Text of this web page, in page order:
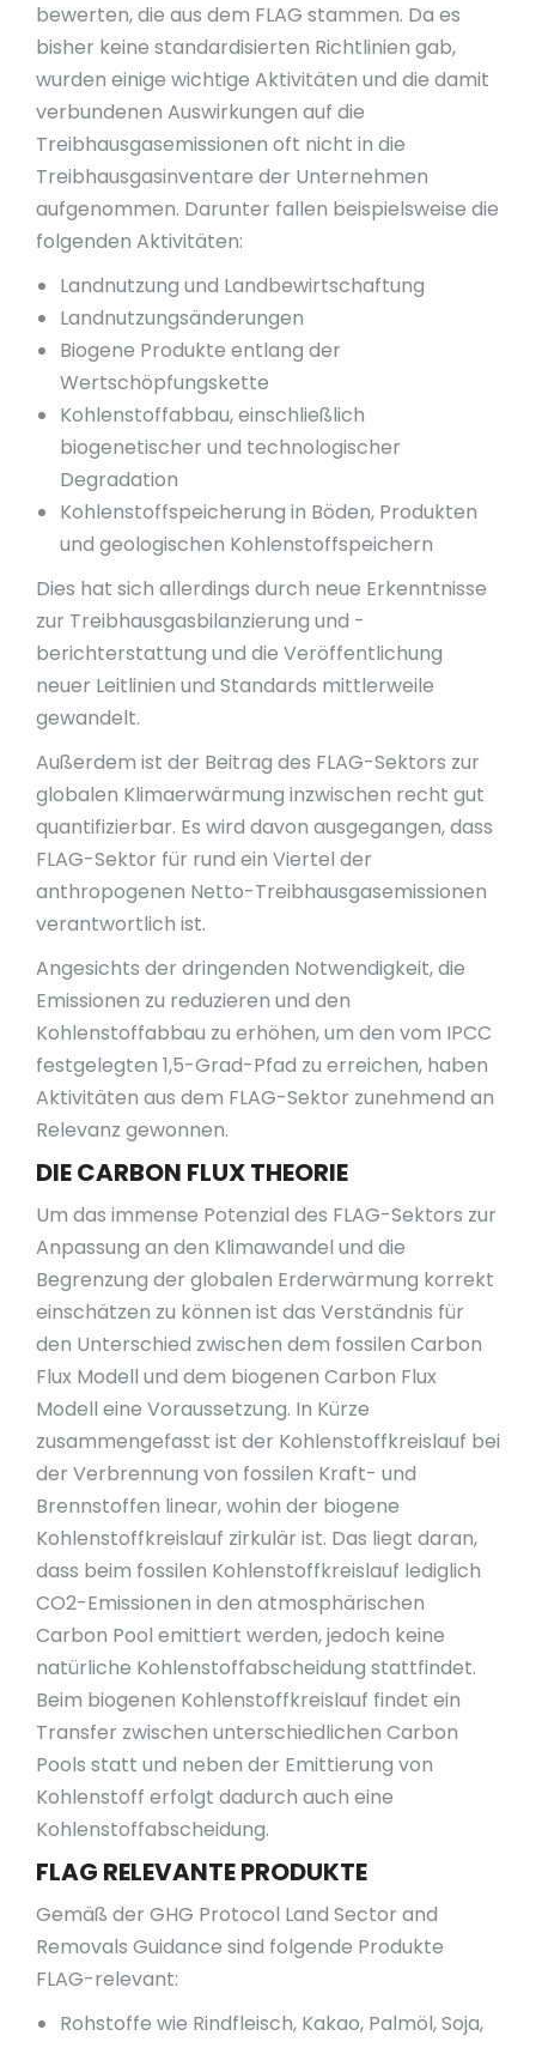
bewerten, die aus dem FLAG stammen. Da es
bisher keine standardisierten Richtlinien gab,
wurden einige wichtige Aktivitäten und die damit
verbundenen Auswirkungen auf die
Treibhausgasemissionen oft nicht in die
Treibhausgasinventare der Unternehmen
aufgenommen. Darunter fallen beispielsweise die
folgenden Aktivitäten:
Landnutzung und Landbewirtschaftung
Landnutzungsänderungen
Biogene Produkte entlang der
Wertschöpfungskette
Kohlenstoffabbau, einschließlich
biogenetischer und technologischer
Degradation
Kohlenstoffspeicherung in Böden, Produkten
und geologischen Kohlenstoffspeichern
Dies hat sich allerdings durch neue Erkenntnisse
zur Treibhausgasbilanzierung und -
berichterstattung und die Veröffentlichung
neuer Leitlinien und Standards mittlerweile
gewandelt.
Außerdem ist der Beitrag des FLAG-Sektors zur
globalen Klimaerwärmung inzwischen recht gut
quantifizierbar. Es wird davon ausgegangen, dass
FLAG-Sektor für rund ein Viertel der
anthropogenen Netto-Treibhausgasemissionen
verantwortlich ist.
Angesichts der dringenden Notwendigkeit, die
Emissionen zu reduzieren und den
Kohlenstoffabbau zu erhöhen, um den vom IPCC
festgelegten 1,5-Grad-Pfad zu erreichen, haben
Aktivitäten aus dem FLAG-Sektor zunehmend an
Relevanz gewonnen.
DIE CARBON FLUX THEORIE
Um das immense Potenzial des FLAG-Sektors zur
Anpassung an den Klimawandel und die
Begrenzung der globalen Erderwärmung korrekt
einschätzen zu können ist das Verständnis für
den Unterschied zwischen dem fossilen Carbon
Flux Modell und dem biogenen Carbon Flux
Modell eine Voraussetzung. In Kürze
zusammengefasst ist der Kohlenstoffkreislauf bei
der Verbrennung von fossilen Kraft- und
Brennstoffen linear, wohin der biogene
Kohlenstoffkreislauf zirkulär ist. Das liegt daran,
dass beim fossilen Kohlenstoffkreislauf lediglich
CO2-Emissionen in den atmosphärischen
Carbon Pool emittiert werden, jedoch keine
natürliche Kohlenstoffabscheidung stattfindet.
Beim biogenen Kohlenstoffkreislauf findet ein
Transfer zwischen unterschiedlichen Carbon
Pools statt und neben der Emittierung von
Kohlenstoff erfolgt dadurch auch eine
Kohlenstoffabscheidung.
FLAG RELEVANTE PRODUKTE
Gemäß der GHG Protocol Land Sector and
Removals Guidance sind folgende Produkte
FLAG-relevant:
Rohstoffe wie Rindfleisch, Kakao, Palmöl, Soja,